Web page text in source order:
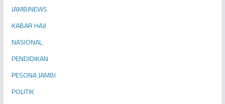
JAMBINEWS
KABAR HAJI
NASIONAL
PENDIDIKAN
PESONA JAMBI
POLITIK